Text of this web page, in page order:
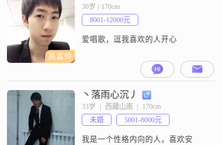
高富帅
30岁 | 170cm
8001-12000元
爱唱歌，逗我喜欢的人开心
丶落雨心沉丿
33岁  |  西藏山南  |  170cm
未婚
5001-8000元
我是一个性格内向的人，喜欢安